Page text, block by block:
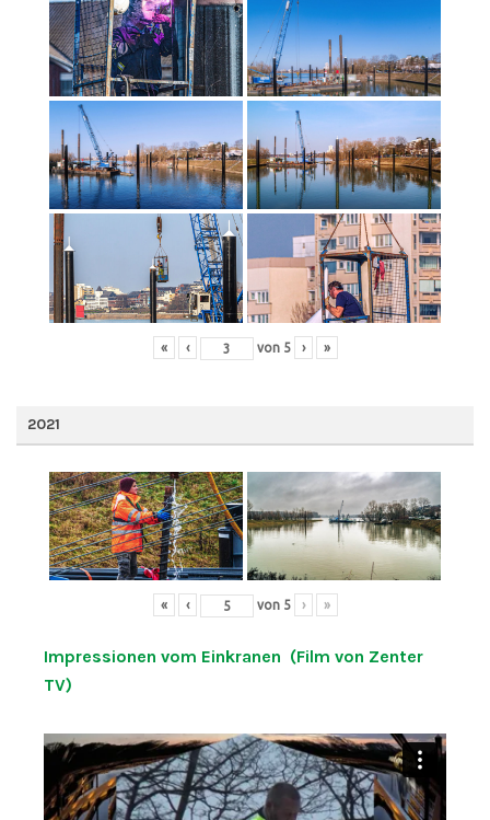
« ‹ von 5 › »
2021
« ‹ von 5 › »
Impressionen vom Einkranen (Film von Zenter
TV)